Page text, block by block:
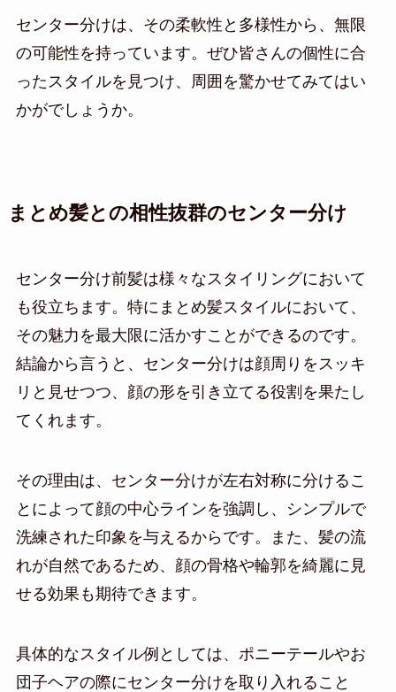
センター分けは、その柔軟性と多様性から、無限
の可能性を持っています。ぜひ皆さんの個性に合
ったスタイルを見つけ、周囲を驚かせてみてはい
かがでしょうか。
まとめ髪との相性抜群のセンター分け
センター分け前髪は様々なスタイリングにおいて
も役立ちます。特にまとめ髪スタイルにおいて、
その魅力を最大限に活かすことができるのです。
結論から言うと、センター分けは顔周りをスッキ
リと見せつつ、顔の形を引き立てる役割を果たし
てくれます。
その理由は、センター分けが左右対称に分けるこ
とによって顔の中心ラインを強調し、シンプルで
洗練された印象を与えるからです。また、髪の流
れが自然であるため、顔の骨格や輪郭を綺麗に見
せる効果も期待できます。
具体的なスタイル例としては、ポニーテールやお
団子ヘアの際にセンター分けを取り入れること